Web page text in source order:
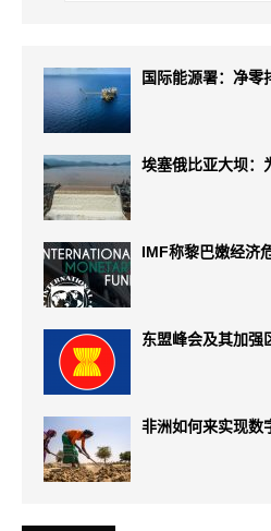
国际能源署：净零
埃塞俄比亚大坝：
IMF称黎巴嫩经济
东盟峰会及其加强
非洲如何来实现数